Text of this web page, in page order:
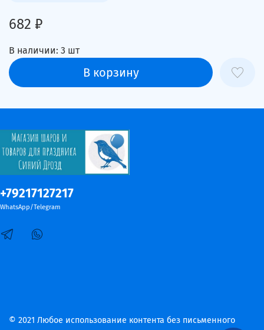
682 ₽
В наличии: 3 шт
В корзину
+79217127217
WhatsApp/Telegram
© 2021 Любое использование контента без письменного